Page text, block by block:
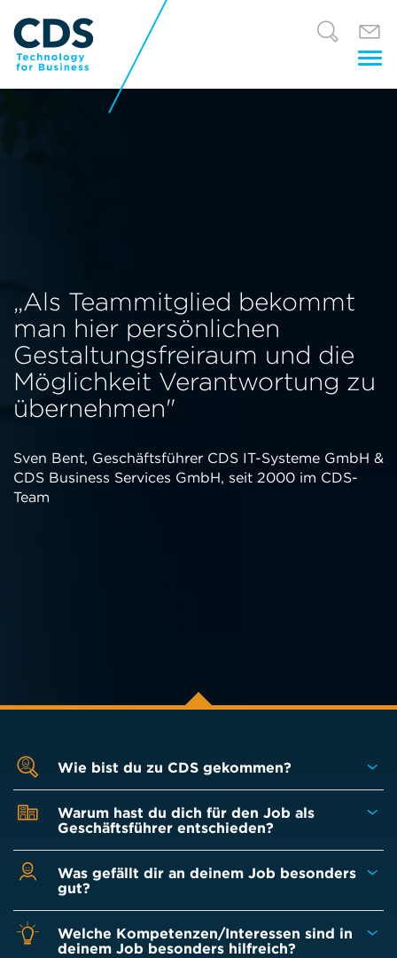
„Als Teammitglied bekommt
man hier persönlichen
Gestaltungsfreiraum und die
Möglichkeit Verantwortung zu
übernehmen"
Sven Bent, Geschäftsführer CDS IT-Systeme GmbH &
CDS Business Services GmbH, seit 2000 im CDS-
Team
Wie bist du zu CDS gekommen?
Warum hast du dich für den Job als
Geschäftsführer entschieden?
Was gefällt dir an deinem Job besonders
gut?
Welche Kompetenzen/Interessen sind in
deinem Job besonders hilfreich?